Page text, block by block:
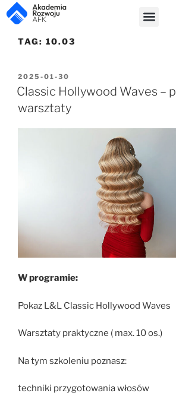
TAG: 10.03
2025-01-30
Classic Hollywood Waves –
warsztaty
W programie:
Pokaz L&L Classic Hollywood Waves
Warsztaty praktyczne ( max. 10 os.)
Na tym szkoleniu poznasz:
techniki przygotowania włosów